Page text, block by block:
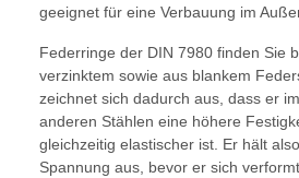
geeignet für eine Verbauung im
Federringe der DIN 7980 finden Sie
verzinktem sowie aus blankem
zeichnet sich dadurch aus, dass er
anderen Stählen eine höhere
gleichzeitig elastischer ist. Er hält
Spannung aus, bevor er sich